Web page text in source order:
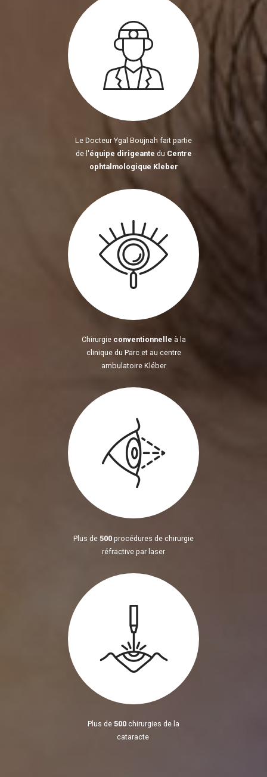
Le Docteur Ygal Boujnah fait partie
de l'équipe dirigeante du Centre
ophtalmologique Kleber
Chirurgie conventionnelle à la
clinique du Parc et au centre
ambulatoire Kléber
Plus de 500 procédures de chirurgie
réfractive par laser
Plus de 500 chirurgies de la
cataracte